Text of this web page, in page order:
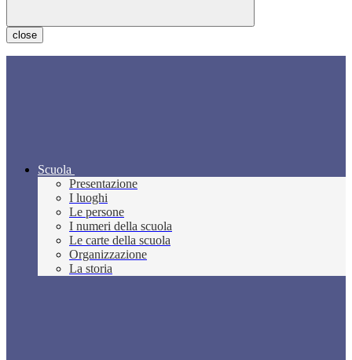
close
Scuola
Presentazione
I luoghi
Le persone
I numeri della scuola
Le carte della scuola
Organizzazione
La storia